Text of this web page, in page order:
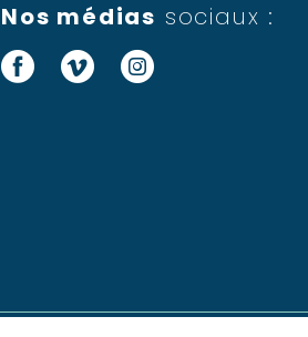
Nos médias sociaux :
Facebook
VimeoInstagram